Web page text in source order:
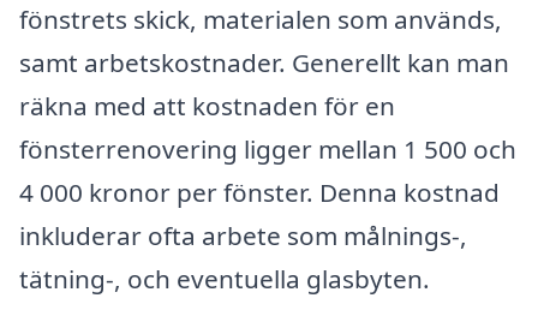
fönstrets skick, materialen som används,
samt arbetskostnader. Generellt kan man
räkna med att kostnaden för en
fönsterrenovering ligger mellan 1 500 och
4 000 kronor per fönster. Denna kostnad
inkluderar ofta arbete som målnings-,
tätning-, och eventuella glasbyten.